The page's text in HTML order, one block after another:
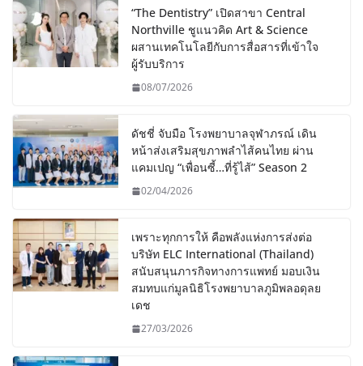
“The Dentistry” เปิดสาขา Central
Northville ชูแนวคิด Art & Science
ผสานเทคโนโลยีกับการสื่อสารที่เข้าใจ
ผู้รับบริการ
08/07/2026
ดัชชี่ จับมือ โรงพยาบาลจุฬาภรณ์ เดิน
หน้าส่งเสริมสุขภาพลำไส้คนไทย ผ่าน
แคมเปญ “เพื่อนซี้…ที่รู้ไส้” Season 2
02/04/2026
เพราะทุกการให้ คือพลังแห่งการส่งต่อ
บริษัท ELC International (Thailand)
สนับสนุนภารกิจทางการแพทย์ มอบเงิน
สมทบแก่มูลนิธิโรงพยาบาลภูมิพลอดุลย
เดช
27/03/2026